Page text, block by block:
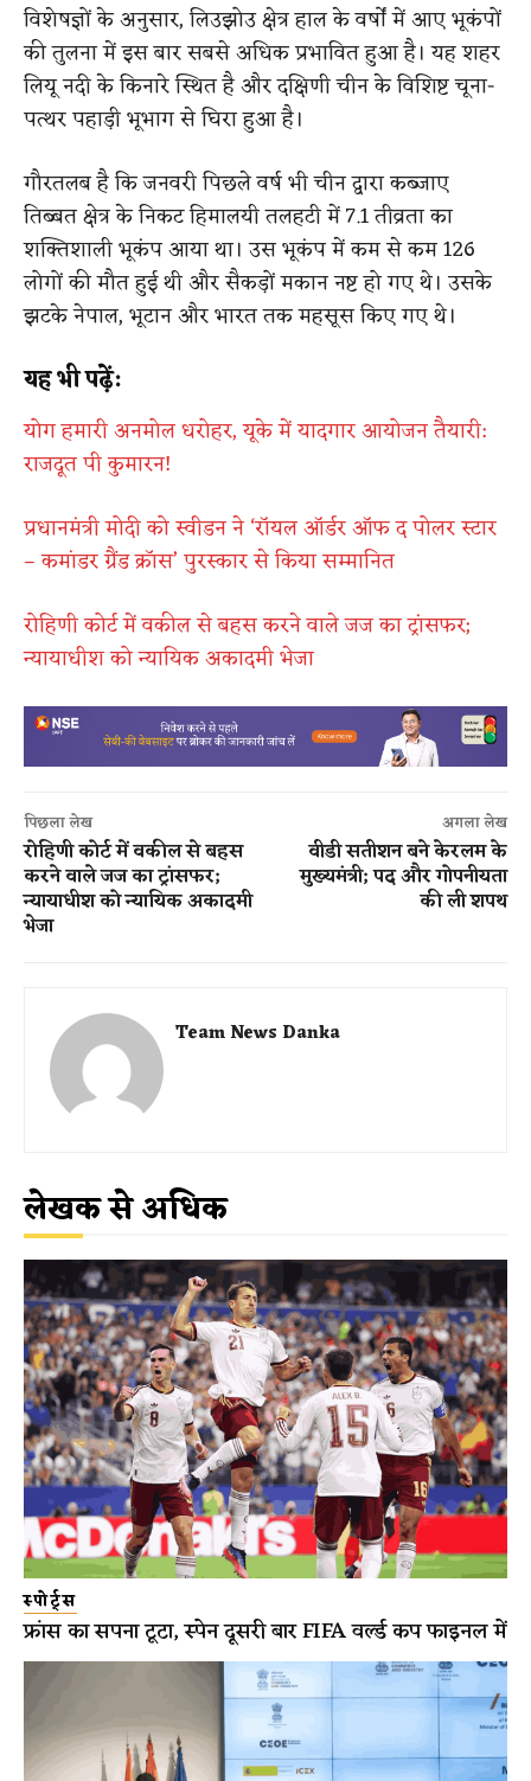
विशेषज्ञों के अनुसार, लिउझोउ क्षेत्र हाल के वर्षों में आए भूकंपों
की तुलना में इस बार सबसे अधिक प्रभावित हुआ है। यह शहर
लियू नदी के किनारे स्थित है और दक्षिणी चीन के विशिष्ट चूना-
पत्थर पहाड़ी भूभाग से घिरा हुआ है।
गौरतलब है कि जनवरी पिछले वर्ष भी चीन द्वारा कब्जाए
तिब्बत क्षेत्र के निकट हिमालयी तलहटी में 7.1 तीव्रता का
शक्तिशाली भूकंप आया था। उस भूकंप में कम से कम 126
लोगों की मौत हुई थी और सैकड़ों मकान नष्ट हो गए थे। उसके
झटके नेपाल, भूटान और भारत तक महसूस किए गए थे।
यह भी पढ़ें:
योग हमारी अनमोल धरोहर, यूके में यादगार आयोजन तैयारी:
राजदूत पी कुमारन!
प्रधानमंत्री मोदी को स्वीडन ने ‘रॉयल ऑर्डर ऑफ द पोलर स्टार
– कमांडर ग्रैंड क्रॉस’ पुरस्कार से किया सम्मानित
रोहिणी कोर्ट में वकील से बहस करने वाले जज का ट्रांसफर;
न्यायाधीश को न्यायिक अकादमी भेजा
पिछला लेख
रोहिणी कोर्ट में वकील से बहस
करने वाले जज का ट्रांसफर;
न्यायाधीश को न्यायिक अकादमी
भेजा
अगला लेख
वीडी सतीशन बने केरलम के
मुख्यमंत्री; पद और गोपनीयता
की ली शपथ
Team News Danka
लेखक से अधिक
स्पोर्ट्स
फ्रांस का सपना टूटा, स्पेन दूसरी बार FIFA वर्ल्ड कप फाइनल में